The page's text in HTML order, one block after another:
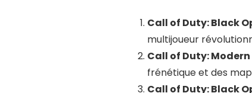
Call of Duty: Black
multijoueur
Call of Duty:
frénétique et des
Call of Duty: Black